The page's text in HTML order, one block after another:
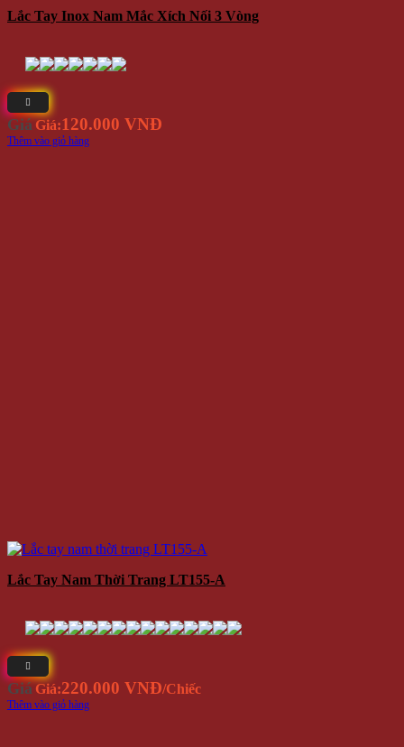
Lắc Tay Inox Nam Mắc Xích Nối 3 Vòng
Giá Giá:120.000 VNĐ
Thêm vào giỏ hàng
Lắc Tay Nam Thời Trang LT155-A
Giá Giá:220.000 VNĐ/Chiếc
Thêm vào giỏ hàng